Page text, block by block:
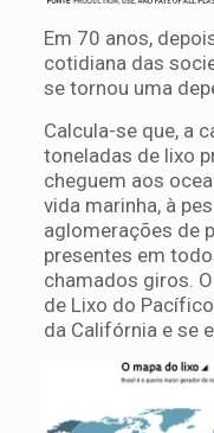
Em 70 anos,
cotidiana das
se tornou uma
Calcula-se que, a
toneladas de lixo
cheguem aos
vida marinha, à
aglomerações de
presentes em
chamados giros.
de Lixo do
da Califórnia e se